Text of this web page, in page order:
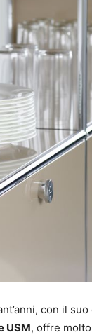
con il
USM, offre